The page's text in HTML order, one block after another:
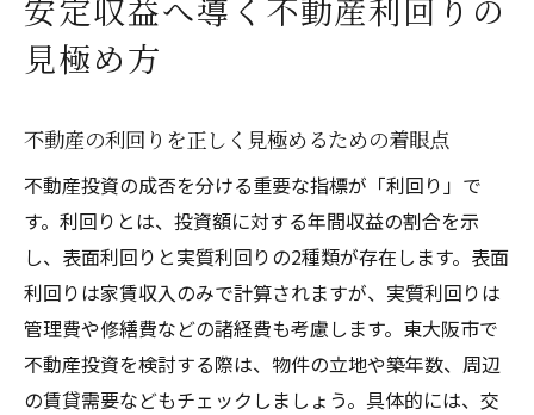
安定収益へ導く不動産利回りの
見極め方
不動産の利回りを正しく見極めるための着眼点
不動産投資の成否を分ける重要な指標が「利回り」で
す。利回りとは、投資額に対する年間収益の割合を示
し、表面利回りと実質利回りの2種類が存在します。表面
利回りは家賃収入のみで計算されますが、実質利回りは
管理費や修繕費などの諸経費も考慮します。東大阪市で
不動産投資を検討する際は、物件の立地や築年数、周辺
の賃貸需要などもチェックしましょう。具体的には、交